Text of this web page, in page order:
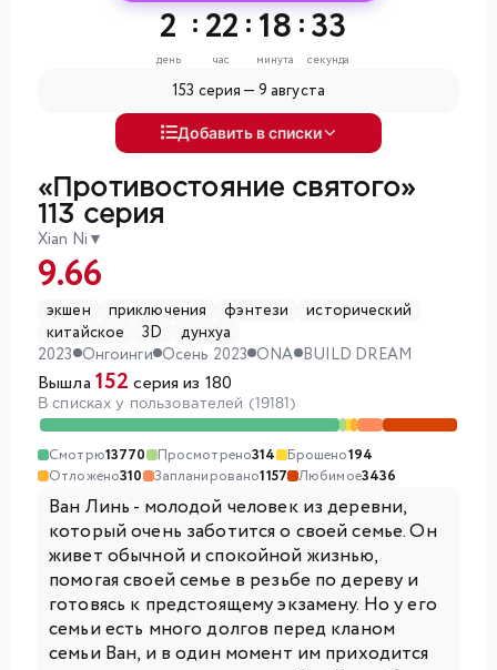
2
день
:22
час
:18
минута
:31
секунда
153 серия — 9 августа
Добавить в списки
«Противостояние святого»
113 серия
Xian Ni ▼
9.66
экшен приключения фэнтези
исторический
китайское
3D
дунхуа
2023 Онгоинги Осень 2023 ONA BUILD DREAM
Вышла 152 серия из 180
В списках у пользователей (19181)
Смотрю13770 Просмотрено314 Брошено194
Отложено310 Запланировано1157 Любимое3436
Ван Линь - молодой человек из деревни,
который очень заботится о своей семье. Он
живет обычной и спокойной жизнью,
помогая своей семье в резьбе по дереву и
готовясь к предстоящему экзамену. Но у его
семьи есть много долгов перед кланом
семьи Ван, и в один момент им приходится